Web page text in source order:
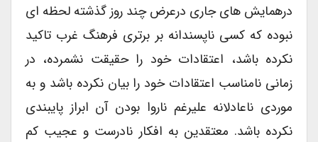
درهمایش های جاری درعرض چند روز گذشته لحظه ای
نبوده که کسی ناپسندانه بر برتری فرهنگ غرب تاکید
نکرده باشد، اعتقادات خود را حقیقت نشمرده‌، در
زمانی نامناسب اعتقادات خود را بیان نکرده باشد و به
موردی ناعادلانه علیرغم ناروا بودن آن ابراز پایبندی
نکرده باشد. معتقدین به افکار نادرست و عجیب کم